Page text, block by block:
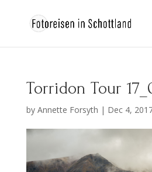
Torridon Tour
by Annette Forsyth | Dec 4,